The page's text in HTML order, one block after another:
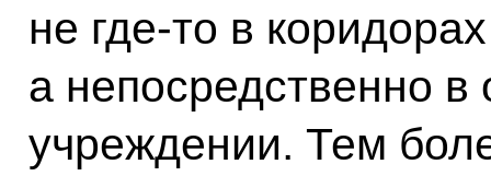
не где‑то в
а непосредственно в
учреждении. Тем